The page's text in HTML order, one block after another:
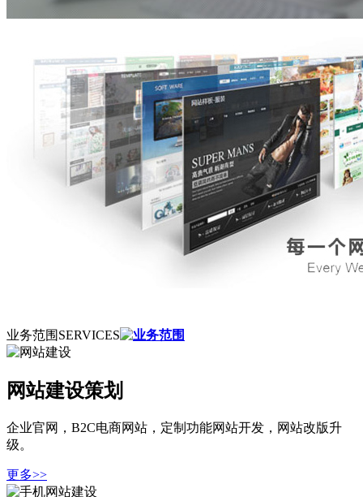
业务范围 SERVICES
网站建设策划
企业官网，B2C电商网站，定制功能网站开发，网站改版升
级。
更多>>